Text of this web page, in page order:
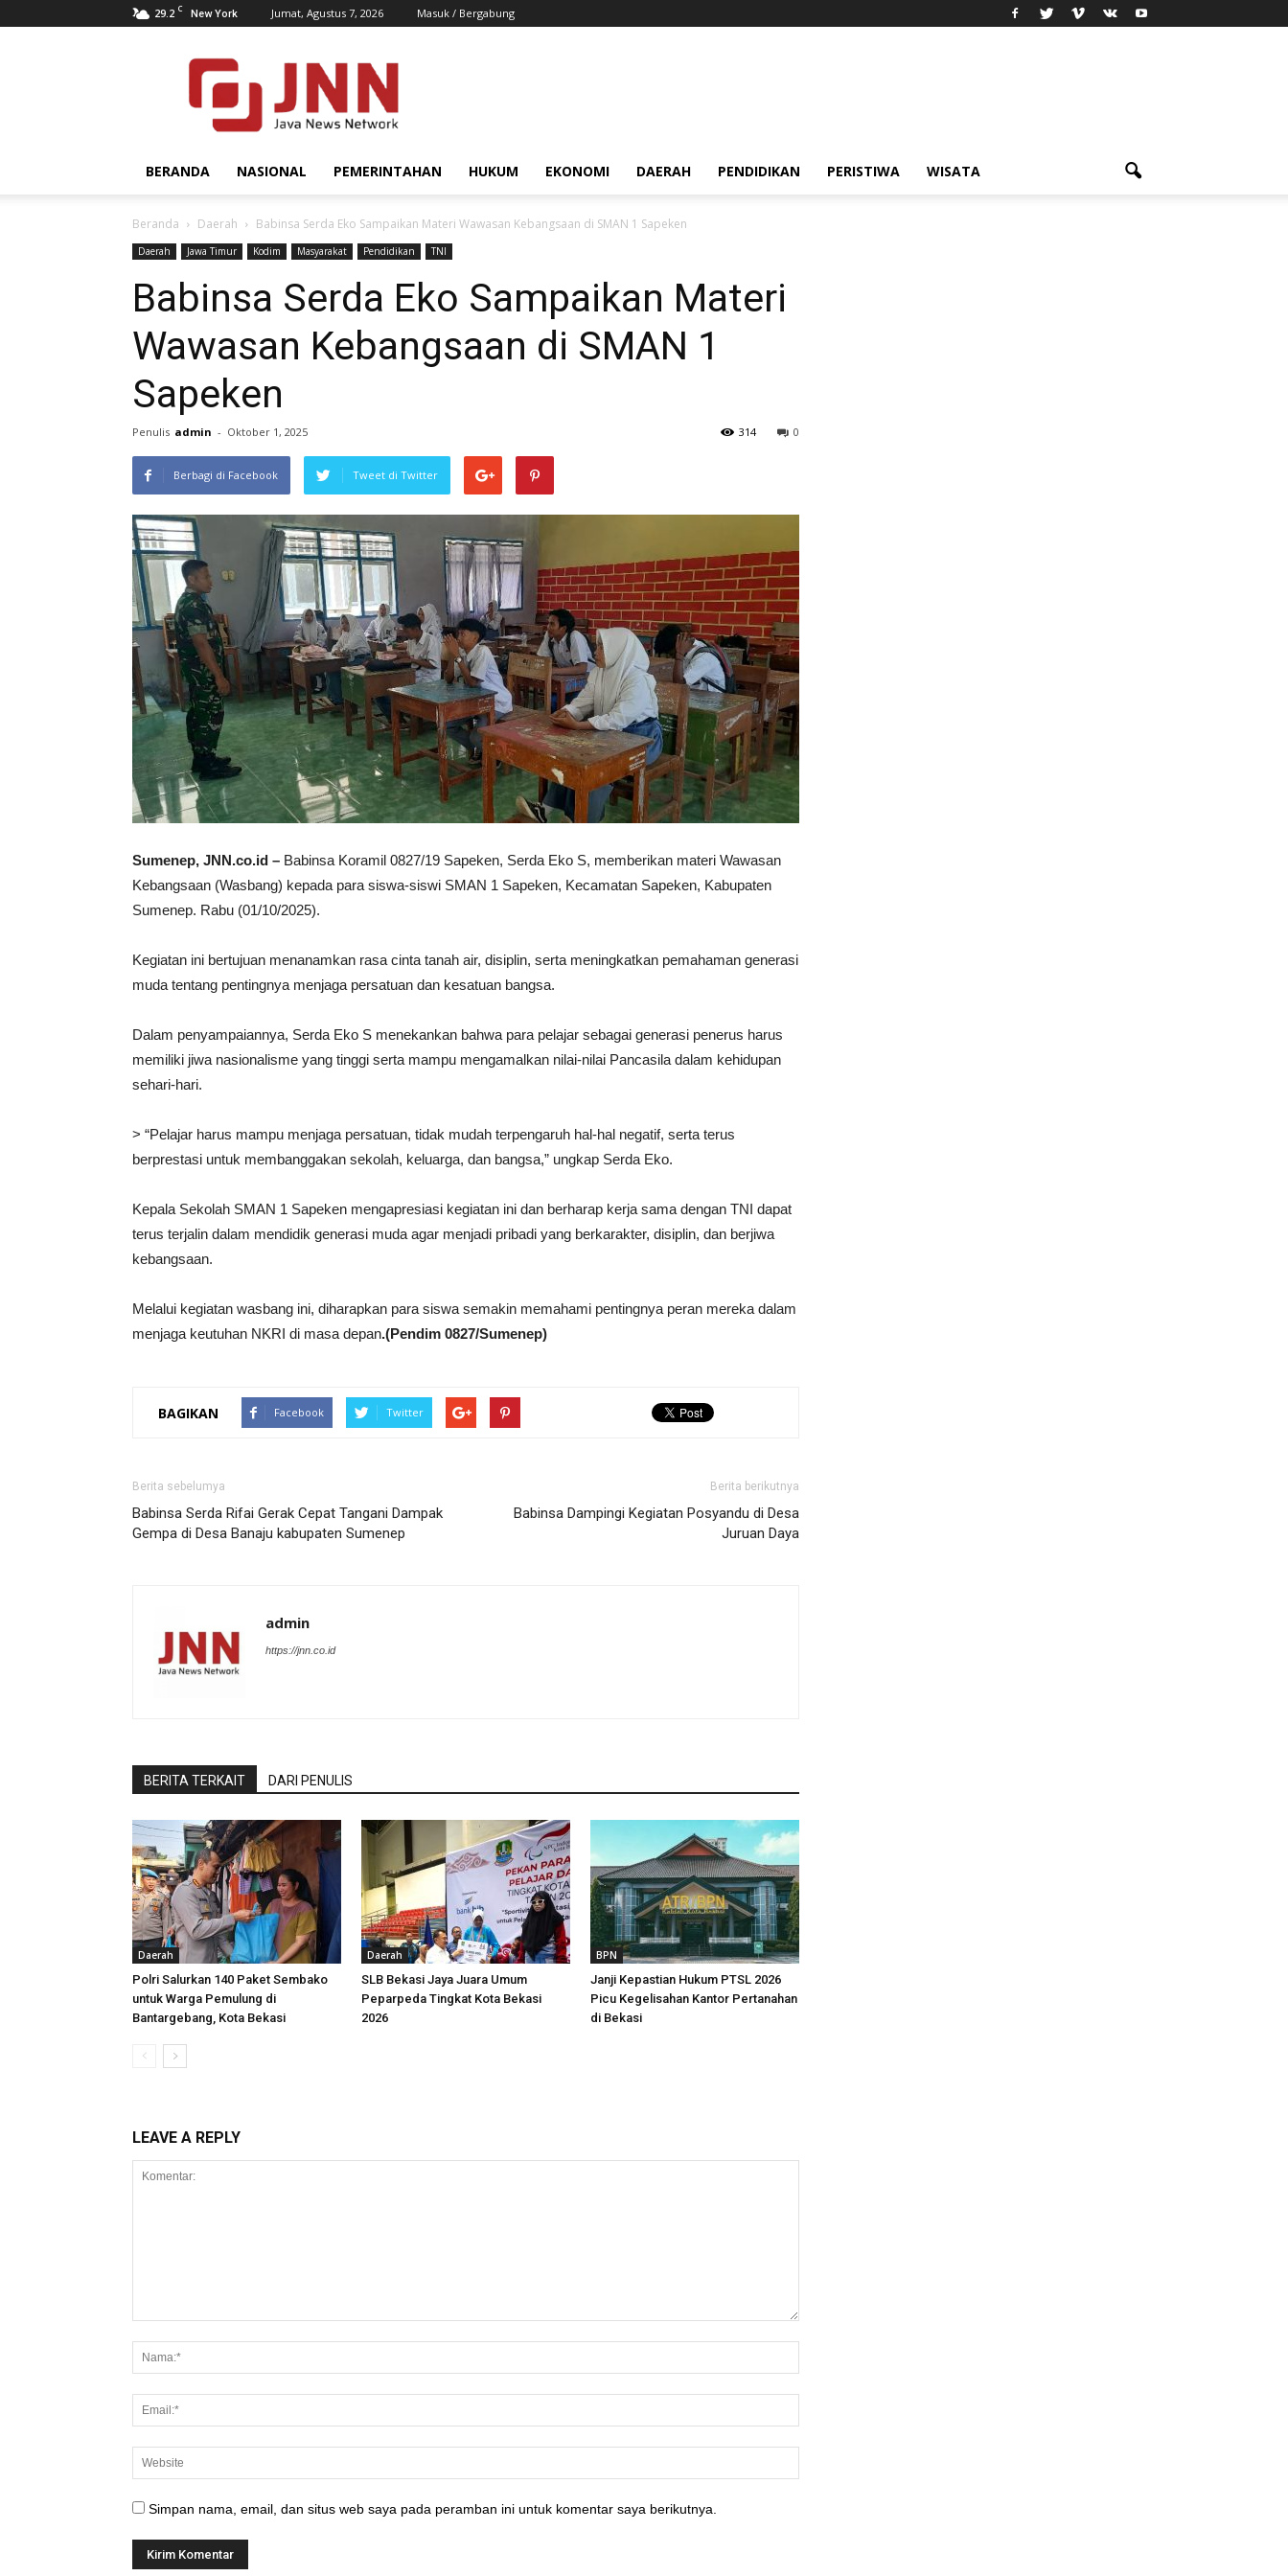
29.2 C New York Jumat, Agustus 7, 2026 Masuk / Bergabung
JNN.co.id
BERANDA NASIONAL PEMERINTAHAN HUKUM EKONOMI DAERAH PENDIDIKAN PERISTIWA WISATA
Beranda Daerah Babinsa Serda Eko Sampaikan Materi Wawasan Kebangsaan di SMAN 1 Sapeken
Daerah Jawa Timur Kodim Masyarakat Pendidikan TNI
Babinsa Serda Eko Sampaikan Materi
Wawasan Kebangsaan di SMAN 1
Sapeken
Penulis admin - Oktober 1, 2025 0
314
Berbagi di Facebook Tweet di Twitter
Sumenep, JNN.co.id – Babinsa Koramil 0827/19 Sapeken, Serda Eko S, memberikan materi Wawasan
Kebangsaan (Wasbang) kepada para siswa-siswi SMAN 1 Sapeken, Kecamatan Sapeken, Kabupaten
Sumenep. Rabu (01/10/2025).
Kegiatan ini bertujuan menanamkan rasa cinta tanah air, disiplin, serta meningkatkan pemahaman generasi
muda tentang pentingnya menjaga persatuan dan kesatuan bangsa.
Dalam penyampaiannya, Serda Eko S menekankan bahwa para pelajar sebagai generasi penerus harus
memiliki jiwa nasionalisme yang tinggi serta mampu mengamalkan nilai-nilai Pancasila dalam kehidupan
sehari-hari.
> “Pelajar harus mampu menjaga persatuan, tidak mudah terpengaruh hal-hal negatif, serta terus
berprestasi untuk membanggakan sekolah, keluarga, dan bangsa,” ungkap Serda Eko.
Kepala Sekolah SMAN 1 Sapeken mengapresiasi kegiatan ini dan berharap kerja sama dengan TNI dapat
terus terjalin dalam mendidik generasi muda agar menjadi pribadi yang berkarakter, disiplin, dan berjiwa
kebangsaan.
Melalui kegiatan wasbang ini, diharapkan para siswa semakin memahami pentingnya peran mereka dalam
menjaga keutuhan NKRI di masa depan.(Pendim 0827/Sumenep)
BAGIKAN Facebook Twitter
Berita sebelumya
Babinsa Serda Rifai Gerak Cepat Tangani Dampak
Gempa di Desa Banaju kabupaten Sumenep
Berita berikutnya
Babinsa Dampingi Kegiatan Posyandu di Desa
Juruan Daya
admin
https://jnn.co.id
BERITA TERKAIT DARI PENULIS
Daerah
Polri Salurkan 140 Paket Sembako
untuk Warga Pemulung di
Bantargebang, Kota Bekasi
Daerah
SLB Bekasi Jaya Juara Umum
Peparpeda Tingkat Kota Bekasi
2026
BPN
Janji Kepastian Hukum PTSL 2026
Picu Kegelisahan Kantor Pertanahan
di Bekasi
LEAVE A REPLY
Simpan nama, email, dan situs web saya pada peramban ini untuk komentar saya berikutnya.